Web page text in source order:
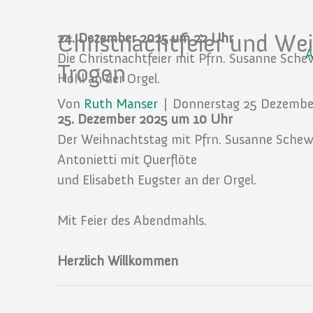
Christnachtfeier und
Trogen
Von Ruth Manser | Donnerstag 25
24. Dezember 2025 um 22 Uhr
Die Christnachtfeier mit Pfrn. Susanne
Hohl an der Orgel.
25. Dezember 2025 um 10 Uhr
Der Weihnachtstag mit Pfrn. Susanne
Antonietti mit Querflöte
und Elisabeth Eugster an der Orgel.
Mit Feier des Abendmahls.
Herzlich Willkommen